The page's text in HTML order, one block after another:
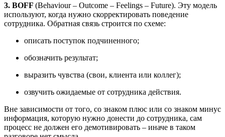
3. BOFF (Behaviour – Outcome – Feelings – Future). Эту модель
используют, когда нужно скорректировать поведение
сотрудника. Обратная связь строится по схеме:
описать поступок подчиненного;
обозначить результат;
выразить чувства (свои, клиента или коллег);
озвучить ожидаемые от сотрудника действия.
Вне зависимости от того, со знаком плюс или со знаком минус
информация, которую нужно донести до сотрудника, сам
процесс не должен его демотивировать – иначе в таком